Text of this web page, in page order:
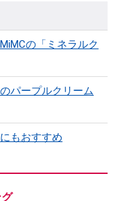
の「ミネラルク
パープルクリーム
もおすすめ